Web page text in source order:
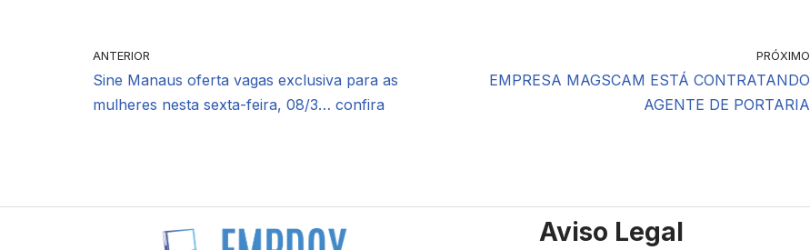
ANTERIOR
Sine Manaus oferta vagas exclusiva para as
mulheres nesta sexta-feira, 08/3… confira
PRÓXIMO
EMPRESA MAGSCAM ESTÁ CONTRATANDO
AGENTE DE PORTARIA
Aviso Legal